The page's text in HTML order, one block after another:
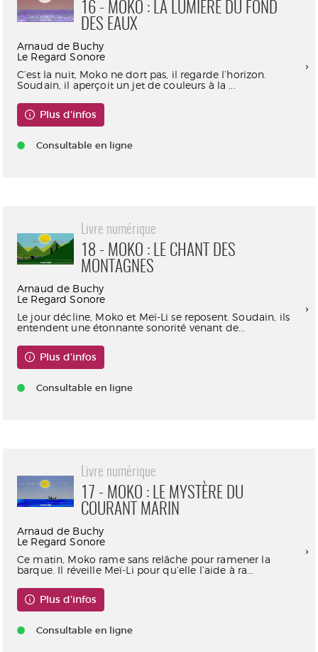
16 - MOKO : LA LUMIÈRE DU FOND
DES EAUX
Arnaud de Buchy
Le Regard Sonore
C’est la nuit, Moko ne dort pas, il regarde l’horizon.
Soudain, il aperçoit un jet de couleurs à la ...
Plus d'infos
Consultable en ligne
Livre numérique
18 - MOKO : LE CHANT DES
MONTAGNES
Arnaud de Buchy
Le Regard Sonore
Le jour décline, Moko et Meï-Li se reposent. Soudain, ils
entendent une étonnante sonorité venant de...
Plus d'infos
Consultable en ligne
Livre numérique
17 - MOKO : LE MYSTÈRE DU
COURANT MARIN
Arnaud de Buchy
Le Regard Sonore
Ce matin, Moko rame sans relâche pour ramener la
barque. Il réveille Meï-Li pour qu’elle l’aide à ra...
Plus d'infos
Consultable en ligne